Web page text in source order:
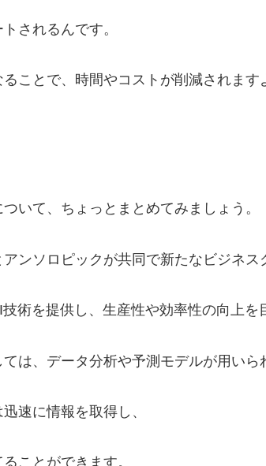
されるんです。
ことで、時間やコストが削減されます
いて、ちょっとまとめてみましょう。
ンソロピックが共同で新たなビジネス
術を提供し、生産性や効率性の向上を
は、データ分析や予測モデルが用いら
速に情報を取得し、
ことができます。